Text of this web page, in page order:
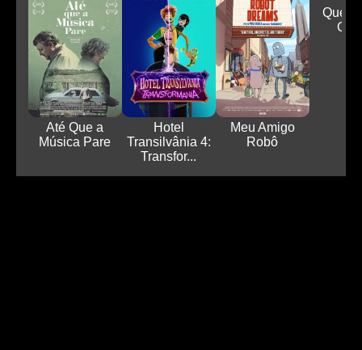
Até Que a
Música Pare
Hotel
Transilvânia 4:
Transfor...
Meu Amigo
Robô
Quem